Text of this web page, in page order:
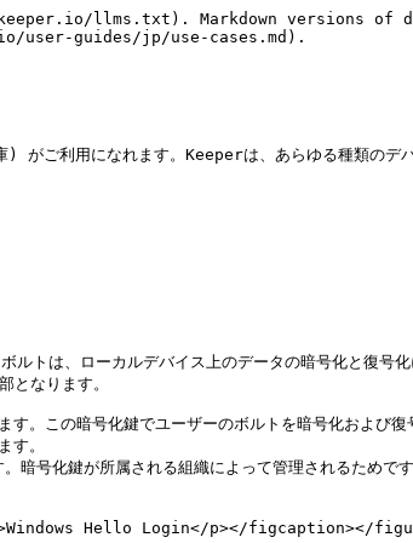
files/2rZd7FPRoG7cJOE8cmFM" alt=""><figcaption><p>レコードのショートカットの作成</p></figcaption></figure>

### 機密ファイル、画像、動画の保護

Keeperに搭載されたファイルストレージによって、機密ファイル、画像、ビデオを保護できます。ファイルの保護には、パスワードの暗号化技術と同様にKeeperはレコードレベルの鍵を使用した256ビットAES暗号化を利用します。ファイルをボルトに直接ドラッグアンドドロップしたり、モバイルデバイスから直接写真やビデオを撮影して保存することもできます。これらのファイルは、他のKeeperユーザーと簡単かつ安全に共有できます。

以下は、ボルトに保存できるファイルの例となります。

* 顧客情報
* 財務書類および銀行取引書類
* 税務関連書類
* 医療関係の画像や動画

<figure><img src="/files/zLsNgvtzR1gW47ia58EQ" alt=""><figcaption><p>レコードにファイルまたは写真を追加</p></figcaption></figure>

### 証明書とSSH鍵を安全に保護

信頼を悪用した攻撃の横行により、デジタル証明書と鍵に大きく依存して重要なシステムへアクセスするIT組織にセキュリティ上のリスクが拡大しつつあります。Keeperは、256ビットAESゼロ知識暗号化を使用して証明書と鍵を保護します。以下は、格納できる証明書の種類の例となります。

* SSL証明書
* SSH鍵
* RSA鍵のペア
* コード署名証明書
* APIキー

<figure><img src="/files/mWKfHKkUKgAgdRbviYjA" alt=""><figcaption></figcaption></figure>

証明書とSSH鍵は、Keeperボルトの任意のレコードにカスタムフィールド、メモ、添付ファイルとして格納できます。

SSH鍵は格納するだけでなく、安全に接続を確立するために使用できます。

DevOpsユーザー向けのコマンドラインSDKおよびツールキットである、[Keeperコマンダー](https://github.com/Keeper-Security/Commander)を使用すると、格納された認証情報やSSH鍵でリモートシステムに接続できます。

{% hint style="info" %}
Keeperコマンダーを使用した接続の確立について、詳しくは[こちらのページ](https://github.com/Keeper-Security/Commander#launching-and-connecting-to-remote-servers)をご参照ください。
{% endhint %}

### 同僚やチームとパスワードを共有する

パスワードやファイルは、別のKeeperユーザーやチームと直接共有できます。Keeperはパスワードやファイルの共有にRSA暗号化を使用し、情報は受信者の公開鍵で暗号化され秘密鍵で復号化されます。共有相手の権限 (編集、共有、編集および共有、閲覧のみ) は、ユーザーやチームに対して設定できます。

<figure><img src="/files/bVbjOVfcyEhez6Hv7w2s" alt=""><figcaption></figcaption></figure>

表示、編集、共有の権限セットは、個々のユーザに適用できます。共有フォルダの権限設定では、フォルダ、ユーザー、レコードの管理をコントロールできます。

チームはKeeper管理コンソールで作成および管理します。また、Active Directoryブリッジ、SCIMプロトコル、KeeperコマンダーSDKを使用して、チームを自動的にプロビジョニングすることも可能です。

### 業務情報と個人情報の分離

Keeperエンタープライズには、管理者によってエンドユーザーのボルトを休止したり、移管したりするための機能が搭載されているため、エンドユーザーはKeeperのアカウント切替機能で業務用のボルトと個人用のボルトを分離しておくようにしましょう。どのプラットフォームでも業務用ボルトと個人用ボルトを簡単に切り替えられます。

<figure><img src="/files/zYZd1rt0rkZN8gWX5WAH" alt=""><figcaption><p>アカウントの切替</p></figcaption></figure>

### 既存のIDプロバイダを使用してログイン

Keeper SSOコネクト技術の採用により、エンドユーザーは既存のSAML 2.0準拠IDプロバイダ (Okta、Centrify、Microsoft AD FS/Azure、G-Suite、JumpCloud、F5 BIG-IP APNなど) を使用して、Keeperボルトにログインできます。

Keeperの管理者が本機能を有効にすると、どのようなデバイスやプラットフォームからでもそのままログインできるようになります。または、最初にIDプロバイダにログインしてからKeeperボルトを起動することもできます。

## 管理と展開

Keeperエンタープライズには、ウェブベースの管理者コンソールアプリケーションが搭載されています。管理者コンソールでは以下の操作を実行できます。

* ユーザーの登録と削除
* ロール単位の強制適用ポリシーの